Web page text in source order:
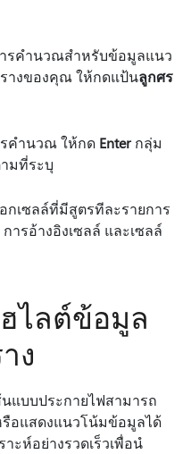
ารคํานวณสําหรับข้อมูลแนว
างของคุณ ให้กดแป้นลูกศร
รคํานวณ ให้กด Enterกลุ่ม
มที่ระบุ
กเซลล์ที่มีสูตรทีละรายการ
รอ้างอิงเซลล์ และเซลล์
ไลต์ข้อมูล
ง
แบบประกายไฟสามารถ
อแสดงแนวโน้มข้อมูลได้
ะห์อย่างรวดเร็วเพื่อนํ